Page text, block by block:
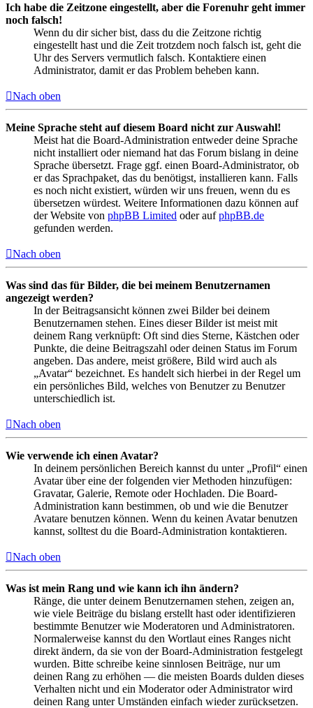
Ich habe die Zeitzone eingestellt, aber die Forenuhr geht immer
noch falsch!
Wenn du dir sicher bist, dass du die Zeitzone richtig
eingestellt hast und die Zeit trotzdem noch falsch ist, geht die
Uhr des Servers vermutlich falsch. Kontaktiere einen
Administrator, damit er das Problem beheben kann.
Nach oben
Meine Sprache steht auf diesem Board nicht zur Auswahl!
Meist hat die Board-Administration entweder deine Sprache
nicht installiert oder niemand hat das Forum bislang in deine
Sprache übersetzt. Frage ggf. einen Board-Administrator, ob
er das Sprachpaket, das du benötigst, installieren kann. Falls
es noch nicht existiert, würden wir uns freuen, wenn du es
übersetzen würdest. Weitere Informationen dazu können auf
der Website von phpBB Limited oder aufphpBB.de
gefunden werden.
Nach oben
Was sind das für Bilder, die bei meinem Benutzernamen
angezeigt werden?
In der Beitragsansicht können zwei Bilder bei deinem
Benutzernamen stehen. Eines dieser Bilder ist meist mit
deinem Rang verknüpft: Oft sind dies Sterne, Kästchen oder
Punkte, die deine Beitragszahl oder deinen Status im Forum
angeben. Das andere, meist größere, Bild wird auch als
„Avatar“ bezeichnet. Es handelt sich hierbei in der Regel um
ein persönliches Bild, welches von Benutzer zu Benutzer
unterschiedlich ist.
Nach oben
Wie verwende ich einen Avatar?
In deinem persönlichen Bereich kannst du unter „Profil“ einen
Avatar über eine der folgenden vier Methoden hinzufügen:
Gravatar, Galerie, Remote oder Hochladen. Die Board-
Administration kann bestimmen, ob und wie die Benutzer
Avatare benutzen können. Wenn du keinen Avatar benutzen
kannst, solltest du die Board-Administration kontaktieren.
Nach oben
Was ist mein Rang und wie kann ich ihn ändern?
Ränge, die unter deinem Benutzernamen stehen, zeigen an,
wie viele Beiträge du bislang erstellt hast oder identifizieren
bestimmte Benutzer wie Moderatoren und Administratoren.
Normalerweise kannst du den Wortlaut eines Ranges nicht
direkt ändern, da sie von der Board-Administration festgelegt
wurden. Bitte schreibe keine sinnlosen Beiträge, nur um
deinen Rang zu erhöhen — die meisten Boards dulden dieses
Verhalten nicht und ein Moderator oder Administrator wird
deinen Rang unter Umständen einfach wieder zurücksetzen.